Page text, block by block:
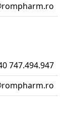
747.494.947